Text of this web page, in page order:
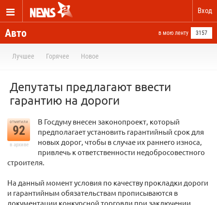
Вход
Авто в мою ленту 3157
Лучшее Горячее Новое
Депутаты предлагают ввести
гарантию на дороги
отметили
92
в архиве
В Госдуму внесен законопроект, который
предполагает установить гарантийный срок для
новых дорог, чтобы в случае их раннего износа,
привлечь к ответственности недобросовестного
строителя.
На данный момент условия по качеству прокладки дороги
и гарантийным обязательствам прописываются в
документации конкурсной торговли при заключении